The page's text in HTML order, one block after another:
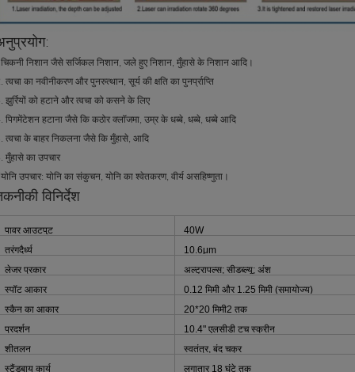
निशान जैसे सर्जिकल निशान, जले हुए निशान, मुँहासे के निशान आदि।
त्वचा का नवीनीकरण और पुनरुत्थान, सूर्य की क्षति का पुनर्प्राप्ति
झुर्रियों को हटाने और त्वचा को कसने के लिए
पिगमेंटेशन हटाना जैसे कि कठोर क्लॉजमा, उम्र के धब्बे, धब्बे, धब्बे आदि
त्वचा के बाहर निकलना जैसे कि मुँहासे, आदि
मुँहासे का उपचार
उपचार: योनि का संकुचन, योनि का श्वेतकरण, वीर्य असहिष्णुता।
विनिर्देश
पावर आउटपुट
40W
तरंगदैर्ध्य
10.6μm
लेजर प्रकार
अल्ट्रापल्स; सीडब्ल्यू; अंश
स्पॉट आकार
0.12 मिमी और 1.25 मिमी (समायोज्य)
स्कैन का आकार
20*20 मिमी2 तक
प्रदर्शन
10.4" एलसीडी टच स्क्रीन
शीतलन
स्वतंत्र, बंद चक्र
स्टैंडबाय कार्य
लगातार 18 घंटे तक